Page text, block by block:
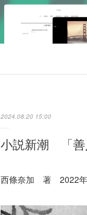
2024.08.20 15:00
小説新潮 「善
西條奈加 著 2022年